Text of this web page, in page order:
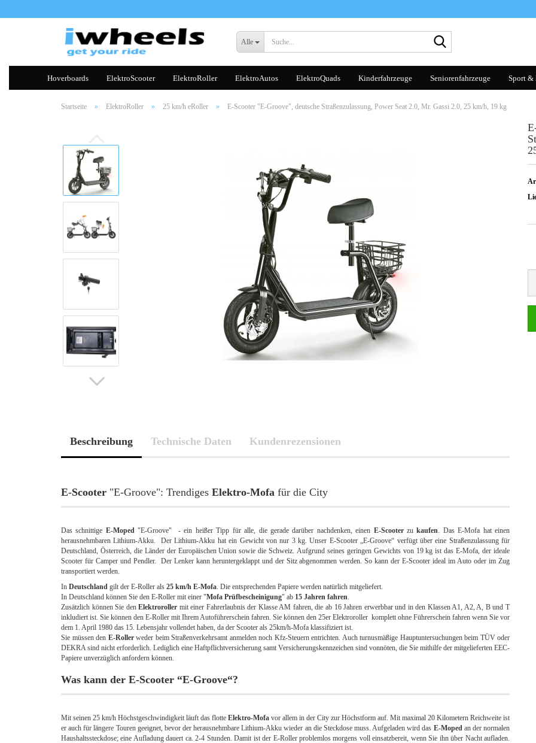
Alle
Hoverboards ElektroScooter ElektroRoller ElektroAutos ElektroQuads Kinderfahrzeuge Seniorenfahrzeuge Sport &
Startseite » ElektroRoller » 25 km/h eRoller » E-Scooter "E-Groove", deutsche Straßenzulassung, Power Seat 2.0, Mr. Gassi 2.0, 25 km/h, 19 kg
Beschreibung Technische Daten Kundenrezensionen
E-Scooter "E-Groove": Trendiges Elektro-Mofa für die City
Das schnittige E-Moped"E-Groove" - ein heißer Tipp für alle, die gerade darüber nachdenken, einen E-Scooterzukaufen. Das E-Mofa hat einen
herausnehmbaren Lithium-Akku. Der Lithium-Akku hat ein Gewicht von nur 3 kg. Unser E-Scooter „E-Groove“ verfügt über eine Straßenzulassung für
Deutschland, Österreich, die Länder der Europäischen Union sowie die Schweiz. Aufgrund seines geringen Gewichts von 19 kg ist das E-Mofa, der ideale
Scooter für Camper und Pendler. Der Lenker kann heruntergeklappt und der Sitz abgenommen werden. So kann der E-Scooter ideal im Auto oder im Zug
transportiert werden.
In Deutschland gilt der E-Roller als 25 km/h E-Mofa. Die entsprechenden Papiere werden natürlich mitgeliefert.
In Deutschland können Sie den E-Roller mit einer "Mofa Prüfbescheinigung" ab 15 Jahren fahren.
Zusätzlich können Sie denElektroroller mit einer Fahrerlaubnis der Klasse AM fahren, die ab 16 Jahren erwerbbar und in den Klassen A1, A2, A, B und T
inkludiert ist. Sie können den E-Roller mit Ihrem Autoführerschein fahren. Sie können den 25er Elektroroller komplett ohne Führerschein fahren wenn Sie vor
dem 1. April 1980 das 15. Lebensjahr vollendet haben, da der Scooter als 25km/h-Mofa klassifiziert ist.
Sie müssen den E-Rollerweder beim Straßenverkehrsamt anmelden noch Kfz-Steuern entrichten. Auch turnusmäßige Hauptuntersuchungen beim TÜV oder
DEKRA sind nicht erforderlich. Lediglich eine Haftpflichtversicherung samt Versicherungskennzeichen sind vonnöten, die Sie mithilfe der mitgelieferten EEC-
Papiere unverzüglich anfordern können.
Was kann der E-Scooter “E-Groove“?
Mit seinen 25 km/h Höchstgeschwindigkeit läuft das flotte Elektro-Mofa vor allem in der City zur Höchstform auf. Mit maximal 20 Kilometern Reichweite ist
er auch für längere Touren geeignet, bevor der herausnehmbare Lithium-Akku wieder an die Steckdose muss. Aufgeladen wird das E-Mopedan der normalen
Haushaltssteckdose; eine Aufladung dauert ca. 2-4 Stunden. Damit ist der E-Roller problemlos morgens voll einsatzbereit, wenn Sie ihn über Nacht aufladen.